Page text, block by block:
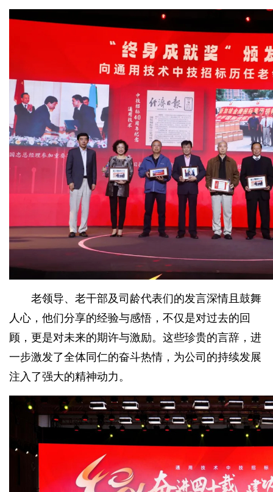
老领导、老干部及司龄代表们的发言深情且鼓舞
人心，他们分享的经验与感悟，不仅是对过去的回
顾，更是对未来的期许与激励。这些珍贵的言辞，进
一步激发了全体同仁的奋斗热情，为公司的持续发展
注入了强大的精神动力。